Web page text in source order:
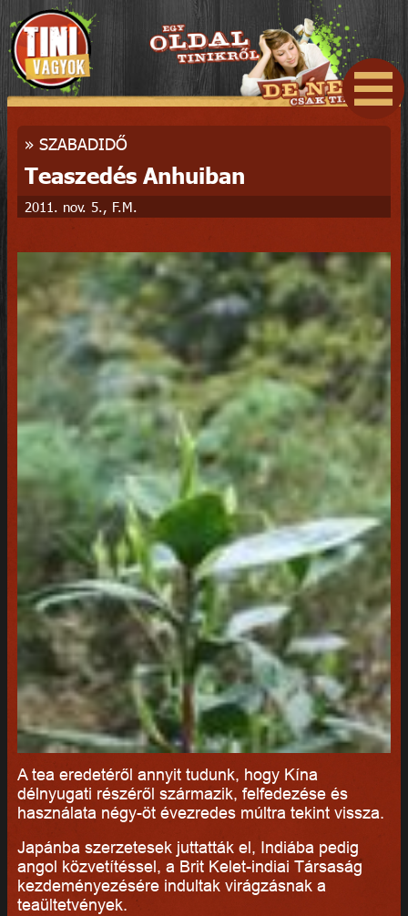
» SZABADIDŐ
Teaszedés Anhuiban
2011. nov. 5., F.M.
A tea eredetéről annyit tudunk, hogy Kína
délnyugati részéről származik, felfedezése és
használata négy-öt évezredes múltra tekint vissza.
Japánba szerzetesek juttatták el, Indiába pedig
angol közvetítéssel, a Brit Kelet-indiai Társaság
kezdeményezésére indultak virágzásnak a
teaültetvények.